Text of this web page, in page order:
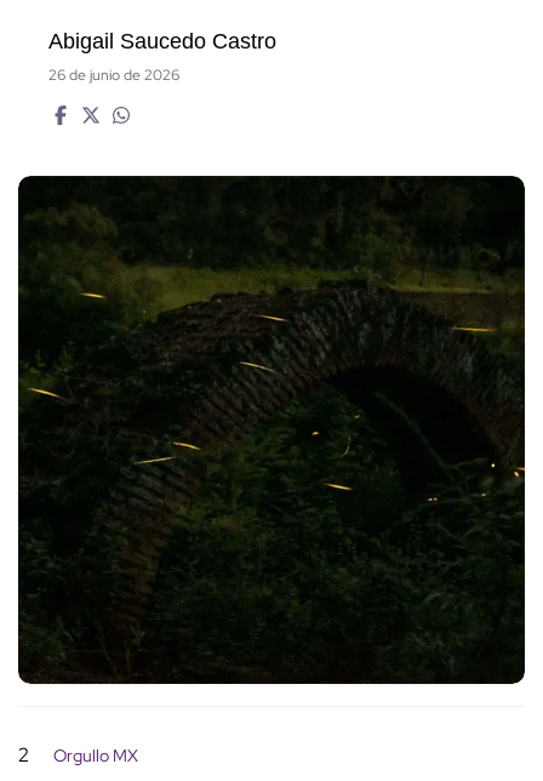
Abigail Saucedo Castro
26 de junio de 2026
2 Orgullo MX